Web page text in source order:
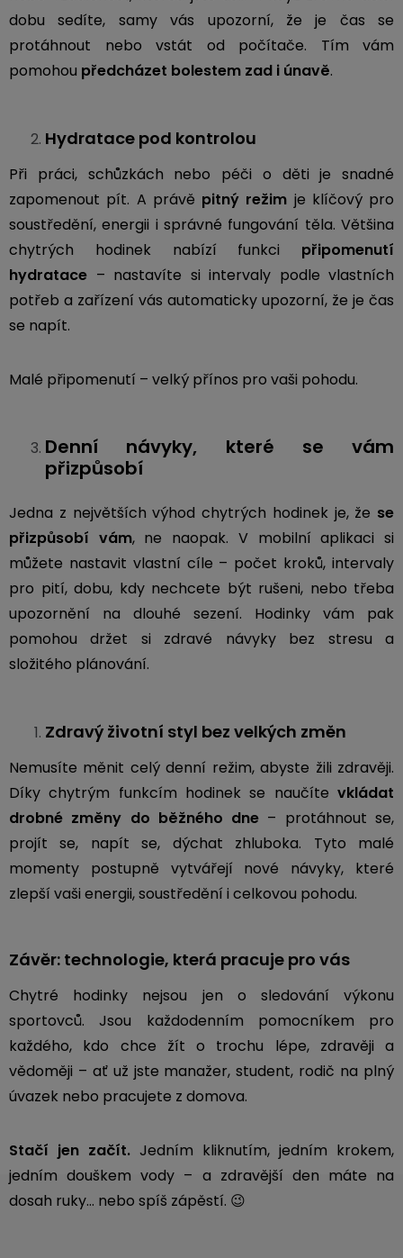
displejem
Příslušenství
Sada
se
bateriemi
se
3
bateriemi
Náhradní
díly
a
příslušenství
systémy
Příslušenství
Paměti
a
úložiště
Externí
SSD
disky
USB-
A
USB-
C
USB-
USB
A
/
Lightning
Nabíjecí
adaptéry
USB-
C
/
USB-
C
USB-
C
Lightning
3,5mm
JACK
Redukce
Esenciální
oleje
Doplňkové
služby
dobu sedíte, samy vás upozorní, že je čas se
protáhnout nebo vstát od počítače. Tím vám
pomohou předcházet bolestem zad i únavě.
Hydratace pod kontrolou
Při práci, schůzkách nebo péči o děti je snadné
zapomenout pít. A právě pitný režim je klíčový pro
soustředění, energii i správné fungování těla. Většina
chytrých hodinek nabízí funkci připomenutí
hydratace – nastavíte si intervaly podle vlastních
potřeb a zařízení vás automaticky upozorní, že je čas
se napít.
Malé připomenutí – velký přínos pro vaši pohodu.
Denní návyky, které se vám
přizpůsobí
Jedna z největších výhod chytrých hodinek je, že se
přizpůsobí vám, ne naopak. V mobilní aplikaci si
můžete nastavit vlastní cíle – počet kroků, intervaly
pro pití, dobu, kdy nechcete být rušeni, nebo třeba
upozornění na dlouhé sezení. Hodinky vám pak
pomohou držet si zdravé návyky bez stresu a
složitého plánování.
Zdravý životní styl bez velkých změn
Nemusíte měnit celý denní režim, abyste žili zdravěji.
Díky chytrým funkcím hodinek se naučíte vkládat
drobné změny do běžného dne – protáhnout se,
projít se, napít se, dýchat zhluboka. Tyto malé
momenty postupně vytvářejí nové návyky, které
zlepší vaši energii, soustředění i celkovou pohodu.
Závěr: technologie, která pracuje pro vás
Chytré hodinky nejsou jen o sledování výkonu
sportovců. Jsou každodenním pomocníkem pro
každého, kdo chce žít o trochu lépe, zdravěji a
vědoměji – ať už jste manažer, student, rodič na plný
úvazek nebo pracujete z domova.
Stačí jen začít. Jedním kliknutím, jedním krokem,
jedním douškem vody – a zdravější den máte na
dosah ruky… nebo spíš zápěstí. 😉